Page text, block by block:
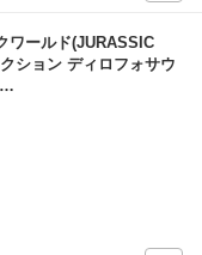
ワールド(JURASSIC
ション ディロフォサウ